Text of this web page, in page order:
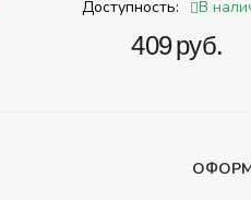
Доступность: В
‍409‍руб.